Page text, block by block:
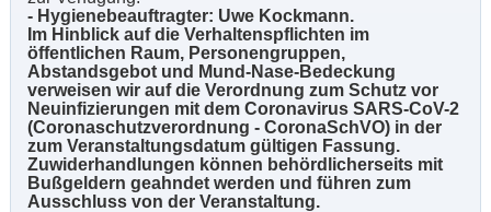
- Hygienebeauftragter: Uwe Kockmann.
Im Hinblick auf die Verhaltenspflichten im
öffentlichen Raum, Personengruppen,
Abstandsgebot und Mund-Nase-Bedeckung
verweisen wir auf die Verordnung zum Schutz vor
Neuinfizierungen mit dem Coronavirus SARS-CoV-2
(Coronaschutzverordnung - CoronaSchVO) in der
zum Veranstaltungsdatum gültigen Fassung.
Zuwiderhandlungen können behördlicherseits mit
Bußgeldern geahndet werden und führen zum
Ausschluss von der Veranstaltung.